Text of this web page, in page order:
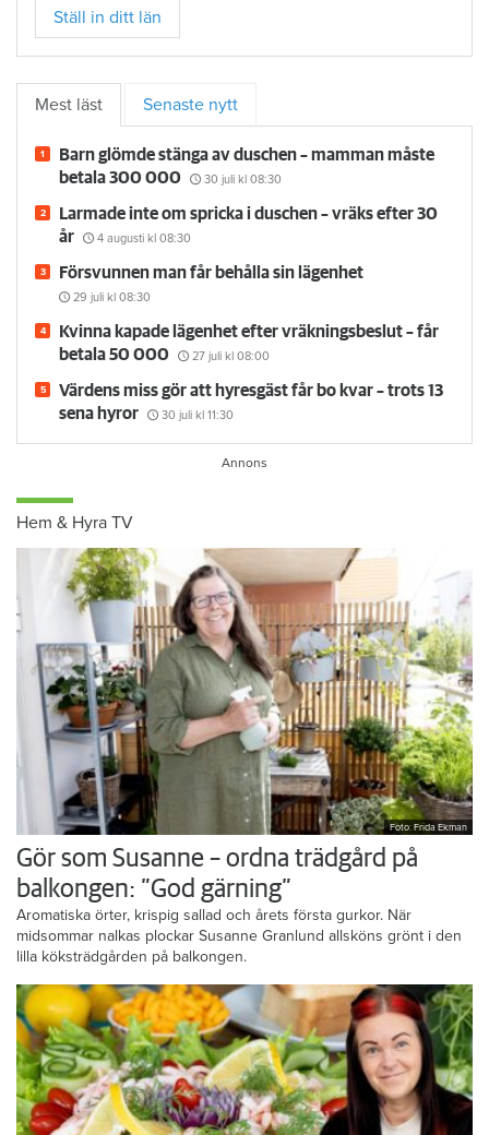
Ställ in ditt län
Mest läst Senaste nytt
Barn glömde stänga av duschen – mamman måste
betala 300 000
30 juli kl 08:30
Larmade inte om spricka i duschen – vräks efter 30
år
4 augusti kl 08:30
Försvunnen man får behålla sin lägenhet
29 juli kl 08:30
Kvinna kapade lägenhet efter vräkningsbeslut – får
betala 50 000
27 juli kl 08:00
Värdens miss gör att hyresgäst får bo kvar – trots 13
sena hyror
30 juli kl 11:30
Hem & Hyra TV
Foto: Frida Ekman
Gör som Susanne – ordna trädgård på
balkongen: ”God gärning”
Aromatiska örter, krispig sallad och årets första gurkor. När
midsommar nalkas plockar Susanne Granlund allsköns grönt i den
lilla köksträdgården på balkongen.